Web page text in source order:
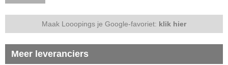
Maak Looopings je Google-favoriet: klik hier
Meer leveranciers